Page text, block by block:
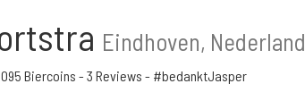
Eindhoven, Nederland
Biercoins - 3 Reviews - #bedanktJasper